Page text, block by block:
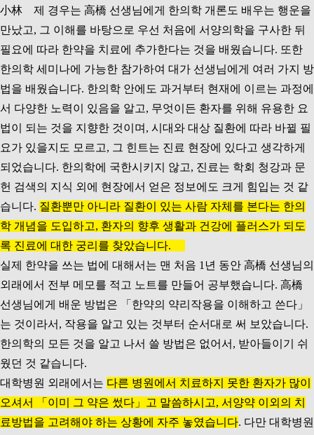
小林 제 경우는 高橋 선생님에게 한의학 개론도 배우는 행운을
만났고, 그 이해를 바탕으로 우선 처음에 서양의학을 구사한 뒤
필요에 따라 한약을 치료에 추가한다는 것을 배웠습니다. 또한
한의학 세미나에 가능한 참가하여 대가 선생님에게 여러 가지 방
법을 배웠습니다. 한의학 안에도 과거부터 현재에 이르는 과정에
서 다양한 노력이 있음을 알고, 무엇이든 환자를 위해 유용한 요
법이 되는 것을 지향한 것이며, 시대와 대상 질환에 따라 바뀔 필
요가 있을지도 모르고, 그 힌트는 진료 현장에 있다고 생각하게
되었습니다. 한의학에 국한시키지 않고, 진료는 학회 청강과 문
헌 검색의 지식 외에 현장에서 얻은 정보에도 크게 힘입는 것 같
습니다. 질환뿐만 아니라 질환이 있는 사람 자체를 본다는 한의
학 개념을 도입하고, 환자의 향후 생활과 건강에 플러스가 되도
록 진료에 대한 궁리를 찾았습니다.
실제 한약을 쓰는 법에 대해서는 맨 처음 1년 동안 高橋 선생님의
외래에서 전부 메모를 적고 노트를 만들어 공부했습니다. 高橋
선생님에게 배운 방법은 「한약의 약리작용을 이해하고 쓴다」
는 것이라서, 작용을 알고 있는 것부터 순서대로 써 보았습니다.
한의학의 모든 것을 알고 나서 쓸 방법은 없어서, 받아들이기 쉬
웠던 것 같습니다.
대학병원 외래에서는 다른 병원에서 치료하지 못한 환자가 많이
오셔서 「이미 그 약은 썼다」고 말씀하시고, 서양약 이외의 치
료방법을 고려해야 하는 상황에 자주 놓였습니다. 다만 대학병원